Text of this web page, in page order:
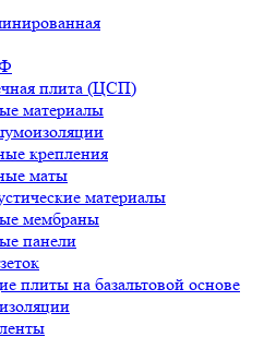
плита (ЦСП)
материалы
крепления
маты
материалы
мембраны
панели
плиты на базальтовой основе